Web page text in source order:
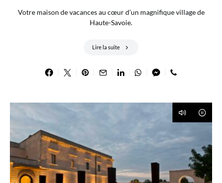
Votre maison de vacances au cœur d’un magnifique village de
Haute-Savoie.
Lire la suite